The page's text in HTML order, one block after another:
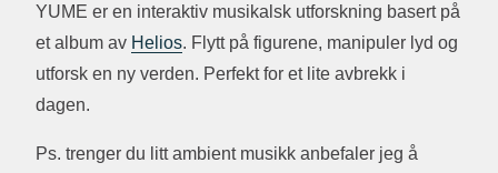
YUME er en interaktiv musikalsk utforskning basert på
et album av Helios. Flytt på figurene, manipuler lyd og
utforsk en ny verden. Perfekt for et lite avbrekk i
dagen.
Ps. trenger du litt ambient musikk anbefaler jeg å